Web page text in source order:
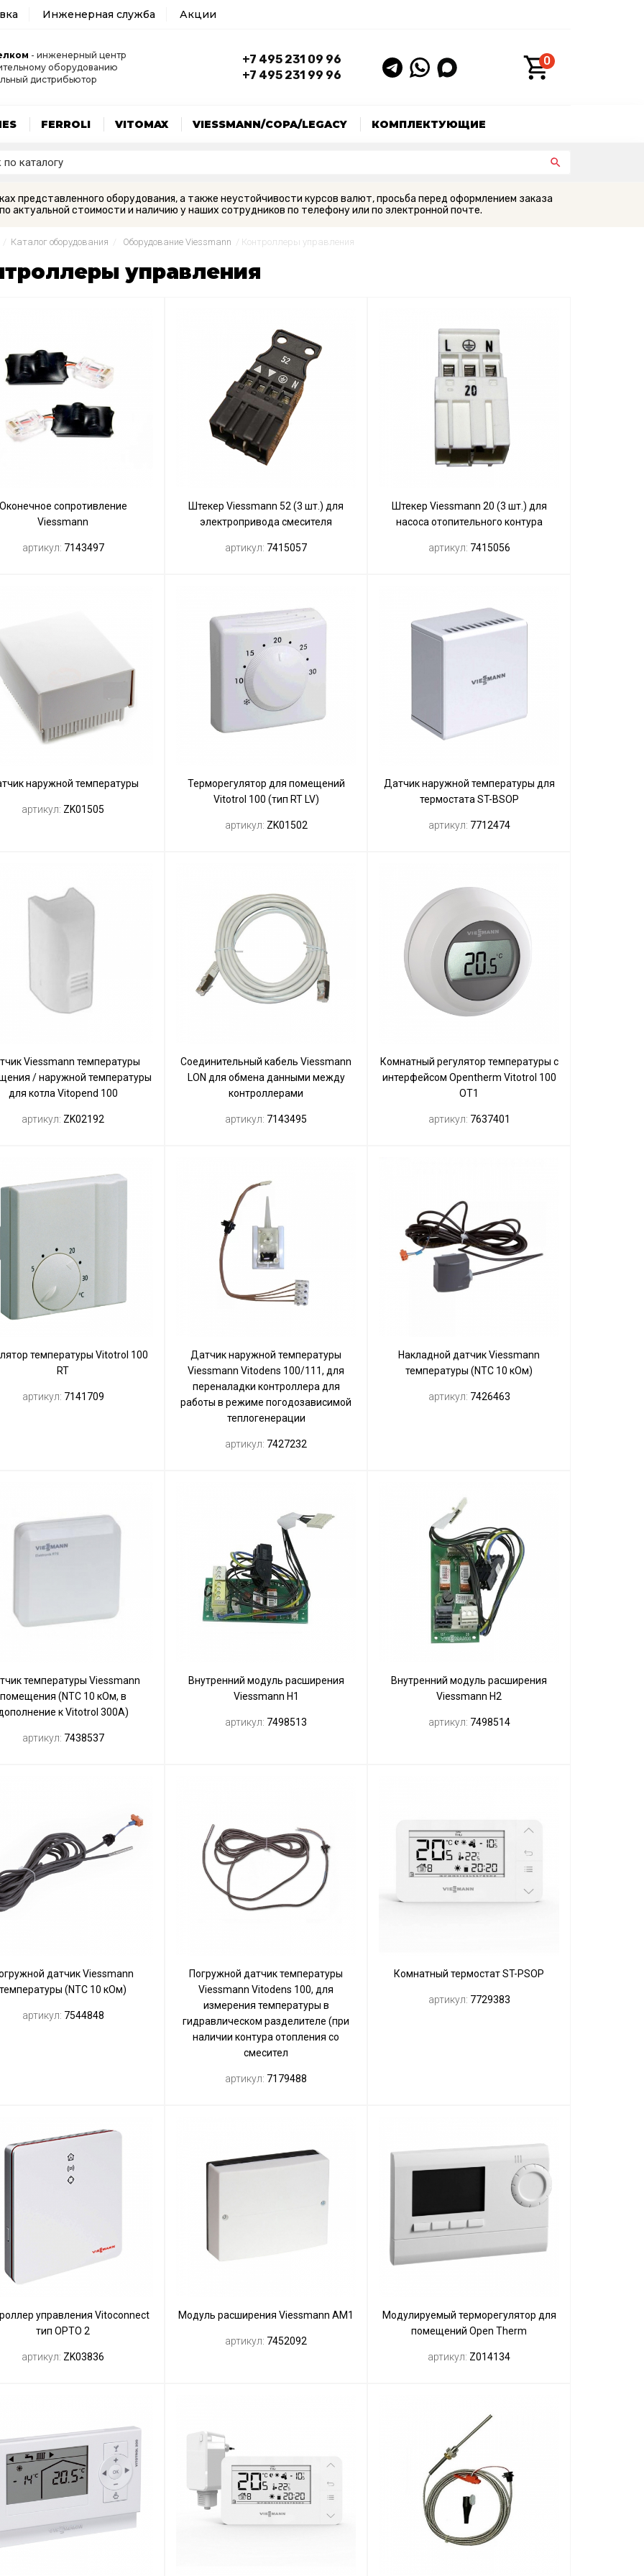
Инженерная служба Акции
- инженерный центр
оборудованию
дистрибьютор
+7 495 231 09 96
+7 495 231 99 96
0
FERROLI VITOMAX VIESSMANN/COPA/LEGACY КОМПЛЕКТУЮЩИЕ
представленного оборудования, а также неустойчивости курсов валют, просьба перед оформлением заказа
актуальной стоимости и наличию у наших сотрудников по телефону или по электронной почте.
Каталог оборудования Оборудование Viessmann Контроллеры управления
управления
сопротивление
Viessmann
артикул: 7143497
Штекер Viessmann 52 (3 шт.) для
электропривода смесителя
артикул: 7415057
Штекер Viessmann 20 (3 шт.) для
насоса отопительного контура
артикул: 7415056
наружной температуры
артикул: ZK01505
Терморегулятор для помещений
Vitotrol 100 (тип RT LV)
артикул: ZK01502
Датчик наружной температуры для
термостата ST-BSOP
артикул: 7712474
Viessmann температуры
/ наружной температуры
для котла Vitopend 100
артикул: ZK02192
Соединительный кабель Viessmann
LON для обмена данными между
контроллерами
артикул: 7143495
Комнатный регулятор температуры с
интерфейсом Opentherm Vitotrol 100
OT1
артикул: 7637401
температуры Vitotrol 100
RT
артикул: 7141709
Датчик наружной температуры
Viessmann Vitodens 100/111, для
переналадки контроллера для
работы в режиме погодозависимой
теплогенерации
артикул: 7427232
Накладной датчик Viessmann
температуры (NTC 10 кОм)
артикул: 7426463
температуры Viessmann
помещения (NTC 10 кОм, в
к Vitotrol 300A)
артикул: 7438537
Внутренний модуль расширения
Viessmann Н1
артикул: 7498513
Внутренний модуль расширения
Viessmann Н2
артикул: 7498514
датчик Viessmann
температуры (NTC 10 кОм)
артикул: 7544848
Погружной датчик температуры
Viessmann Vitodens 100, для
измерения температуры в
гидравлическом разделителе (при
наличии контура отопления со
смесител
артикул: 7179488
Комнатный термостат ST-PSOP
артикул: 7729383
управления Vitoconnect
тип OPTO 2
артикул: ZK03836
Модуль расширения Viessmann AM1
артикул: 7452092
Модулируемый терморегулятор для
помещений Open Therm
артикул: Z014134